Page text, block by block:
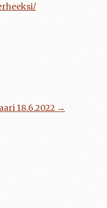
18.6.2022 →